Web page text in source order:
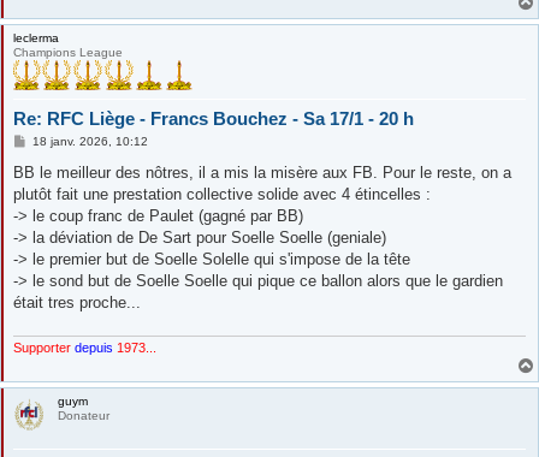
leclerma
Champions League
Re: RFC Liège - Francs Bouchez - Sa 17/1 - 20 h
M
s
a
g
18 janv. 2026, 10:12
BB le meilleur des nôtres, il a mis la misère aux FB. Pour le reste, on a
plutôt fait une prestation collective solide avec 4 étincelles :
-> le coup franc de Paulet (gagné par BB)
-> la déviation de De Sart pour Soelle Soelle (geniale)
-> le premier but de Soelle Solelle qui s'impose de la tête
-> le sond but de Soelle Soelle qui pique ce ballon alors que le gardien
était tres proche...
Supporter depuis 1973...
guym
Donateur